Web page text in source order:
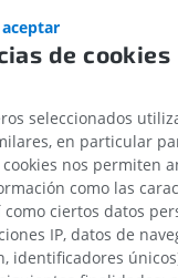
de cookies
seleccionados
en particular
nos permiten
como las
ciertos datos
IP, datos de
identificadores